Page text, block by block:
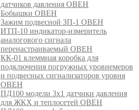
датчиков давления ОВЕН
Бобышки ОВЕН
Зажим подвесной ЗП-1 ОВЕН
ИТП-10 индикатор-измеритель
аналогового сигнала
перенастраиваемый ОВЕН
КК-01 клеммная коробка для
подключения погружных уровнемеров
и подвесных сигнализаторов уровня
ОВЕН
ПД100 модели 3х1 датчики давления
для ЖКХ и теплосетей ОВЕН